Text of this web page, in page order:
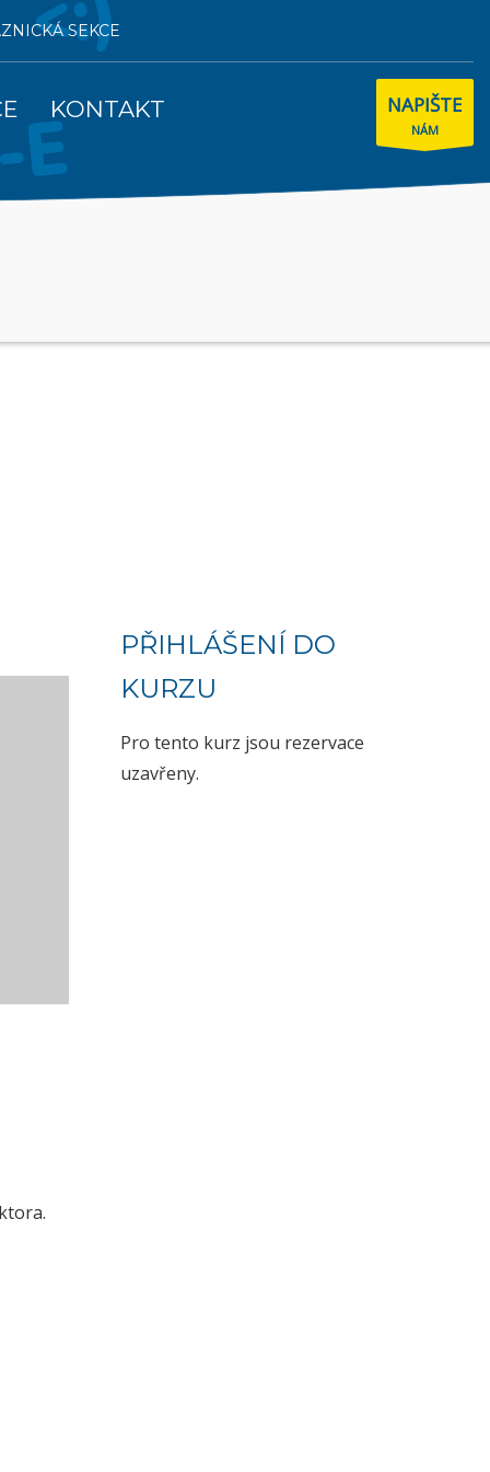
SEKCE
KONTAKT NAPIŠTE
NÁM
PŘIHLÁŠENÍ DO
KURZU
Pro tento kurz jsou rezervace
uzavřeny.